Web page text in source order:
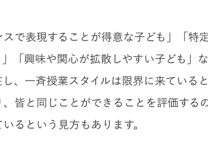
スで表現することが得意な子ども」「
」「興味や関心が拡散しやすい子ども」
し、一斉授業スタイルは限界に来ている
、皆と同じことができることを評価する
るという見方もあります。